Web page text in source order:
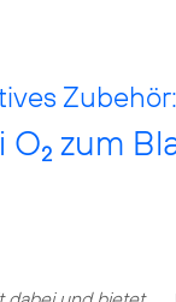
Zubehör:
O2 zum